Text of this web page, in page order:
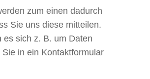
zum einen dadurch
Sie uns diese mitteilen.
es sich z. B. um Daten
Sie in ein Kontaktformular